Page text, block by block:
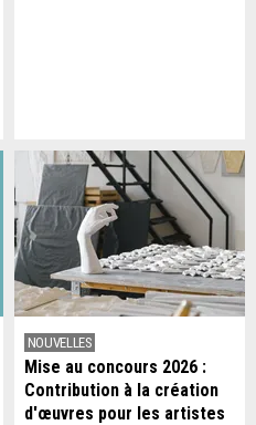
NOUVELLES
Mise au concours 2026 :
Contribution à la création
d'œuvres pour les artistes